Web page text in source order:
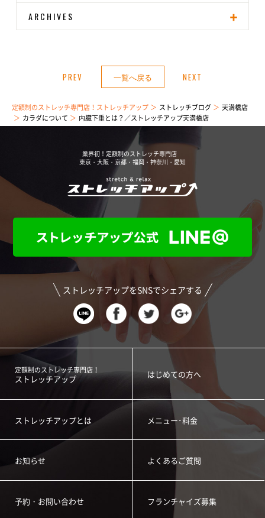
ARCHIVES
PREV 一覧へ戻る NEXT
定額制のストレッチ専門店！ストレッチアップ ストレッチブログ
天満橋店
カラダについて
内臓下垂とは？／ストレッチアップ天満橋店
業界初！定額制のストレッチ専門店
東京・大阪・京都・福岡・神奈川・愛知
ストレッチアップをSNSでシェアする
定額制のストレッチ専門店！
ストレッチアップ
はじめての方へ
ストレッチアップとは メニュー･料金
お知らせ よくあるご質問
予約・お問い合わせ フランチャイズ募集